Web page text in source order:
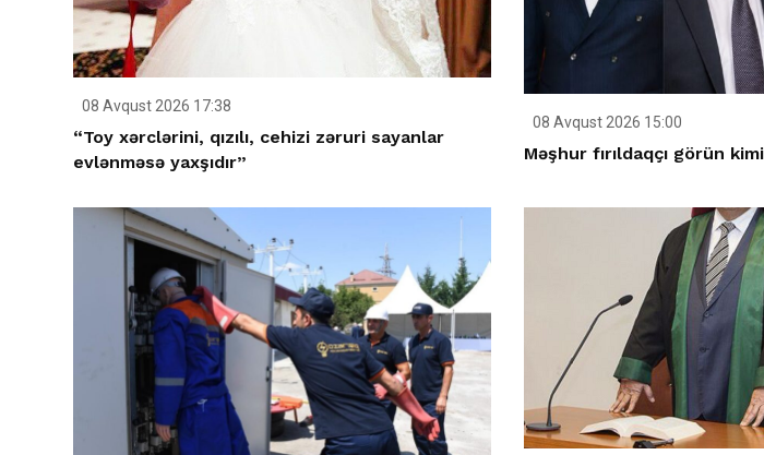
08 Avqust 2026 17:38
“Toy xərclərini, qızılı, cehizi zəruri sayanlar
evlənməsə yaxşıdır”
08 Avqust 2026 15:00
Məşhur fırıldaqçı görün